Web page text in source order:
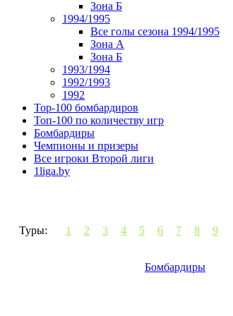
Зона Б
1994/1995
Все голы сезона 1994/1995
Зона А
Зона Б
1993/1994
1992/1993
1992
Top-100 бомбардиров
Топ-100 по количеству игр
Бомбардиры
Чемпионы и призеры
Все игроки Второй лиги
1liga.by
Туры: 1 2 3 4 5 6 7 8 9
Бомбардиры